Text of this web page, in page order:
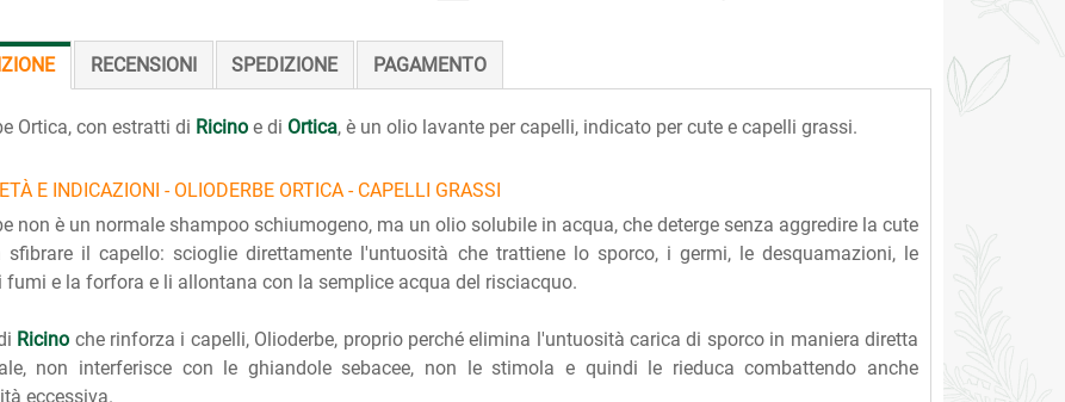
RECENSIONI SPEDIZIONE PAGAMENTO
Ortica, con estratti di Ricino e di Ortica, è un olio lavante per capelli, indicato per cute e capelli grassi.
E INDICAZIONI - OLIODERBE ORTICA - CAPELLI GRASSI
non è un normale shampoo schiumogeno, ma un olio solubile in acqua, che deterge senza aggredire la cute
sfibrare il capello: scioglie direttamente l'untuosità che trattiene lo sporco, i germi, le desquamazioni, le
fumi e la forfora e li allontana con la semplice acqua del risciacquo.
Ricino che rinforza i capelli, Olioderbe, proprio perché elimina l'untuosità carica di sporco in maniera diretta
non interferisce con le ghiandole sebacee, non le stimola e quindi le rieduca combattendo anche
eccessiva.